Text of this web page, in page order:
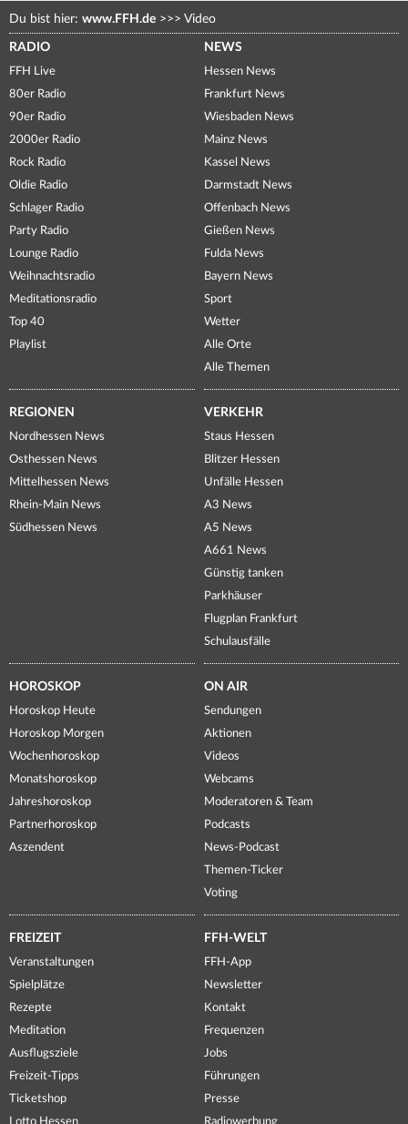
Du bist hier: www.FFH.de >>> Video
RADIO
FFH Live
80er Radio
90er Radio
2000er Radio
Rock Radio
Oldie Radio
Schlager Radio
Party Radio
Lounge Radio
Weihnachtsradio
Meditationsradio
Top 40
Playlist
NEWS
Hessen News
Frankfurt News
Wiesbaden News
Mainz News
Kassel News
Darmstadt News
Offenbach News
Gießen News
Fulda News
Bayern News
Sport
Wetter
Alle Orte
Alle Themen
REGIONEN
Nordhessen News
Osthessen News
Mittelhessen News
Rhein-Main News
Südhessen News
VERKEHR
Staus Hessen
Blitzer Hessen
Unfälle Hessen
A3 News
A5 News
A661 News
Günstig tanken
Parkhäuser
Flugplan Frankfurt
Schulausfälle
HOROSKOP
Horoskop Heute
Horoskop Morgen
Wochenhoroskop
Monatshoroskop
Jahreshoroskop
Partnerhoroskop
Aszendent
ON AIR
Sendungen
Aktionen
Videos
Webcams
Moderatoren & Team
Podcasts
News-Podcast
Themen-Ticker
Voting
FREIZEIT
Veranstaltungen
Spielplätze
Rezepte
Meditation
Ausflugsziele
Freizeit-Tipps
Ticketshop
Lotto Hessen
FFH-WELT
FFH-App
Newsletter
Kontakt
Frequenzen
Jobs
Führungen
Presse
Radiowerbung